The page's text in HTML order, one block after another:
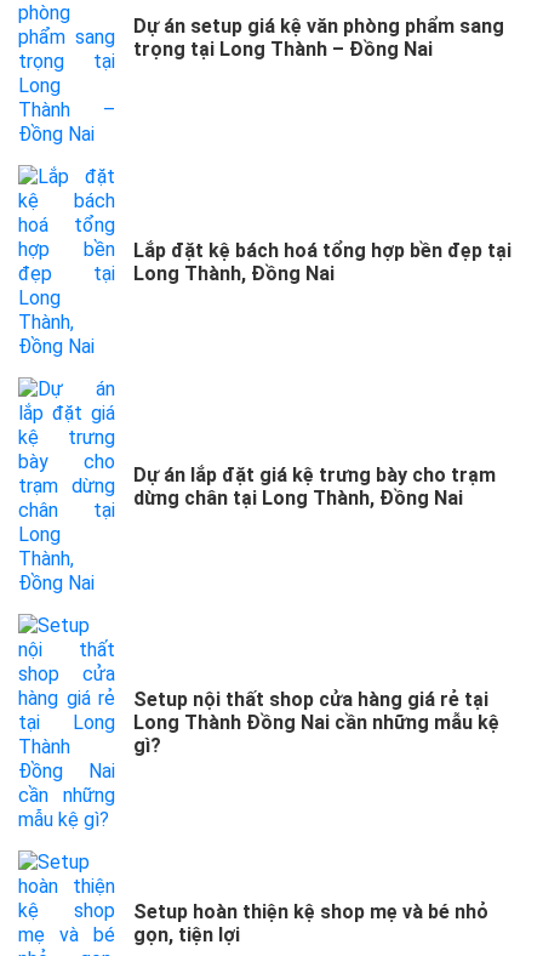
Dự án setup giá kệ văn phòng phẩm sang
trọng tại Long Thành – Đồng Nai
Lắp đặt kệ bách hoá tổng hợp bền đẹp tại
Long Thành, Đồng Nai
Dự án lắp đặt giá kệ trưng bày cho trạm
dừng chân tại Long Thành, Đồng Nai
Setup nội thất shop cửa hàng giá rẻ tại
Long Thành Đồng Nai cần những mẫu kệ
gì?
Setup hoàn thiện kệ shop mẹ và bé nhỏ
gọn, tiện lợi